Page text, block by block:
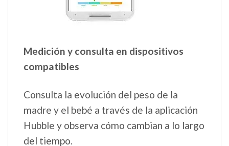
Medición y consulta en dispositivos
compatibles
Consulta la evolución del peso de la
madre y el bebé a través de la aplicación
Hubble y observa cómo cambian a lo largo
del tiempo.